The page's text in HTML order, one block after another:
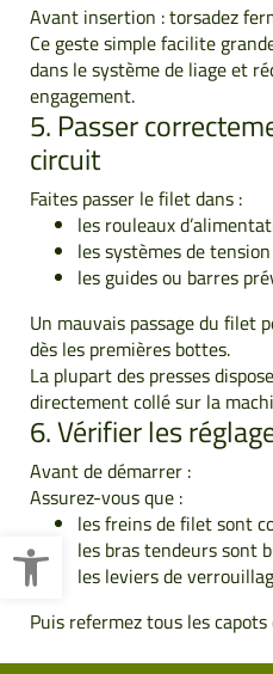
Ouvrir la barre
Avant insertion : torsadez
Ce geste simple facilite
dans le système de liage et
engagement.
5. Passer
circuit
Faites passer le filet dans :
les rouleaux
les systèmes de tension
les guides ou barres
Un mauvais passage du filet
dès les premières bottes.
La plupart des presses
directement collé sur la
6. Vérifier les
Avant de démarrer :
Assurez-vous que :
les freins de filet sont
les bras tendeurs sont
les leviers de
Puis refermez tous les